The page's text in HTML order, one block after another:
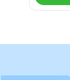
Uso
Conservar